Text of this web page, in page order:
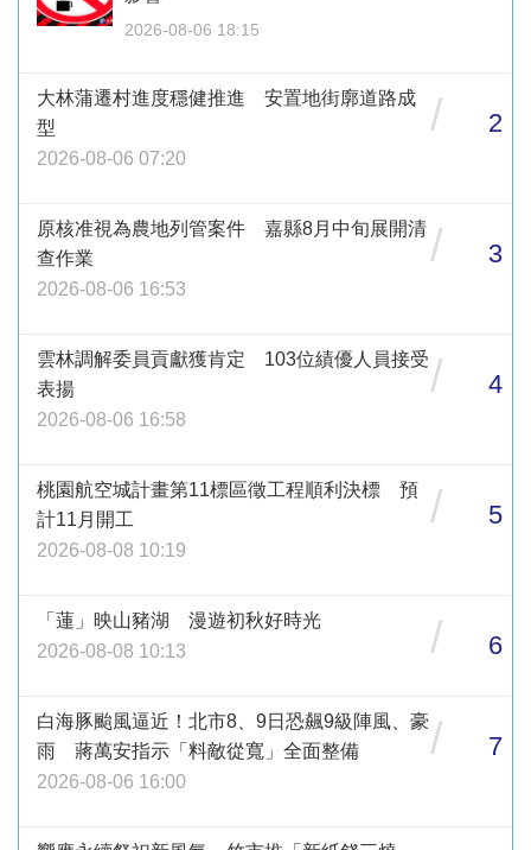
2026-08-06 18:15
大林蒲遷村進度穩健推進 安置地街廓道路成
型
2026-08-06 07:20
/ 2
原核准視為農地列管案件 嘉縣8月中旬展開清
查作業
2026-08-06 16:53
/ 3
雲林調解委員貢獻獲肯定 103位績優人員接受
表揚
2026-08-06 16:58
/ 4
桃園航空城計畫第11標區徵工程順利決標 預
計11月開工
2026-08-08 10:19
/ 5
「蓮」映山豬湖 漫遊初秋好時光
2026-08-08 10:13
/ 6
白海豚颱風逼近！北市8、9日恐飆9級陣風、豪
雨 蔣萬安指示「料敵從寬」全面整備
2026-08-06 16:00
/ 7